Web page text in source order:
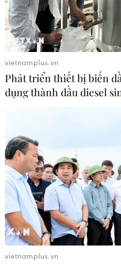
Đội tuyển Việt Nam
thưởng 2 tỷ đồng sau thắng
Indonesia
04/08/2026 04:16
Tuyển thủ Indonesia cúi
04/08/2026 03:17
ASEAN Cup 2026: "Chìa
tuyển Việt Nam quật ngã
04/08/2026 03:05
Xem
vietnamplus.vn
Phát triển thiết bị biến
dụng thành dầu diesel
vietnamplus.vn